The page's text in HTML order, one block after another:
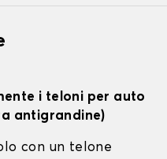
i teloni per auto
antigrandine)
con un telone